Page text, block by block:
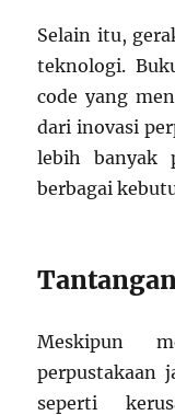
Selain itu,
teknologi.
code yang
dari inovasi
lebih banyak
berbagai
Meskipun
perpustakaan
seperti